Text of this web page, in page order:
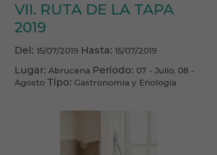
VII. RUTA DE LA TAPA
2019
Del: 15/07/2019 Hasta: 15/07/2019
Lugar: Abrucena Periodo: 07 - Julio, 08 -
Agosto Tipo: Gastronomía y Enología